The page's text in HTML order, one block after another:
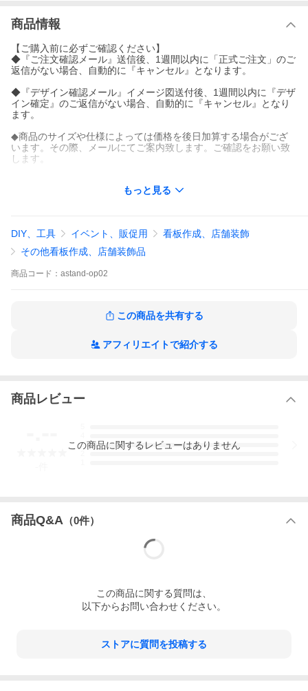
商品情報
【ご購入前に必ずご確認ください】
◆『ご注文確認メール』送信後、1週間以内に「正式ご注文」のご
返信がない場合、自動的に『キャンセル』となります。
◆『デザイン確認メール』イメージ図送付後、1週間以内に『デザ
イン確定』のご返信がない場合、自動的に『キャンセル』となり
ます。
◆商品のサイズや仕様によっては価格を後日加算する場合がござ
います。その際、メールにてご案内致します。ご確認をお願い致
します。
オリジナル 表札 取り付け 屋外対応 シールプレート 長方形 正方形
ネームプレート表札 ネームプレート おしゃれ オーダー プレート
ネーム
会社 表札 プレート カフェ テナント 店舗 看板 人気 表札 シンプル
モダン オーダーメイド
PRODUCT
もっと見る
DIY、工具 イベント、販促用
看板作成、店舗装飾
その他看板作成、店舗装飾品
商品 コード： astand-op02
この商品を共有する
アフィリエイトで紹介する
商品レビュー
3
この商品に関するレビューはありません
商品Q&A （0件）
この商品に関する質問は、
以下からお問い合わせください。
ストアに質問を投稿する